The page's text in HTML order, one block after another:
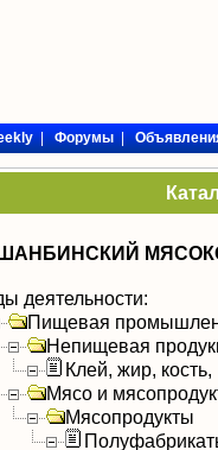
|Форумы|
деятельности:
Пищевая
Непищевая
Клей, жир,
Мясо и
Мясопродукты